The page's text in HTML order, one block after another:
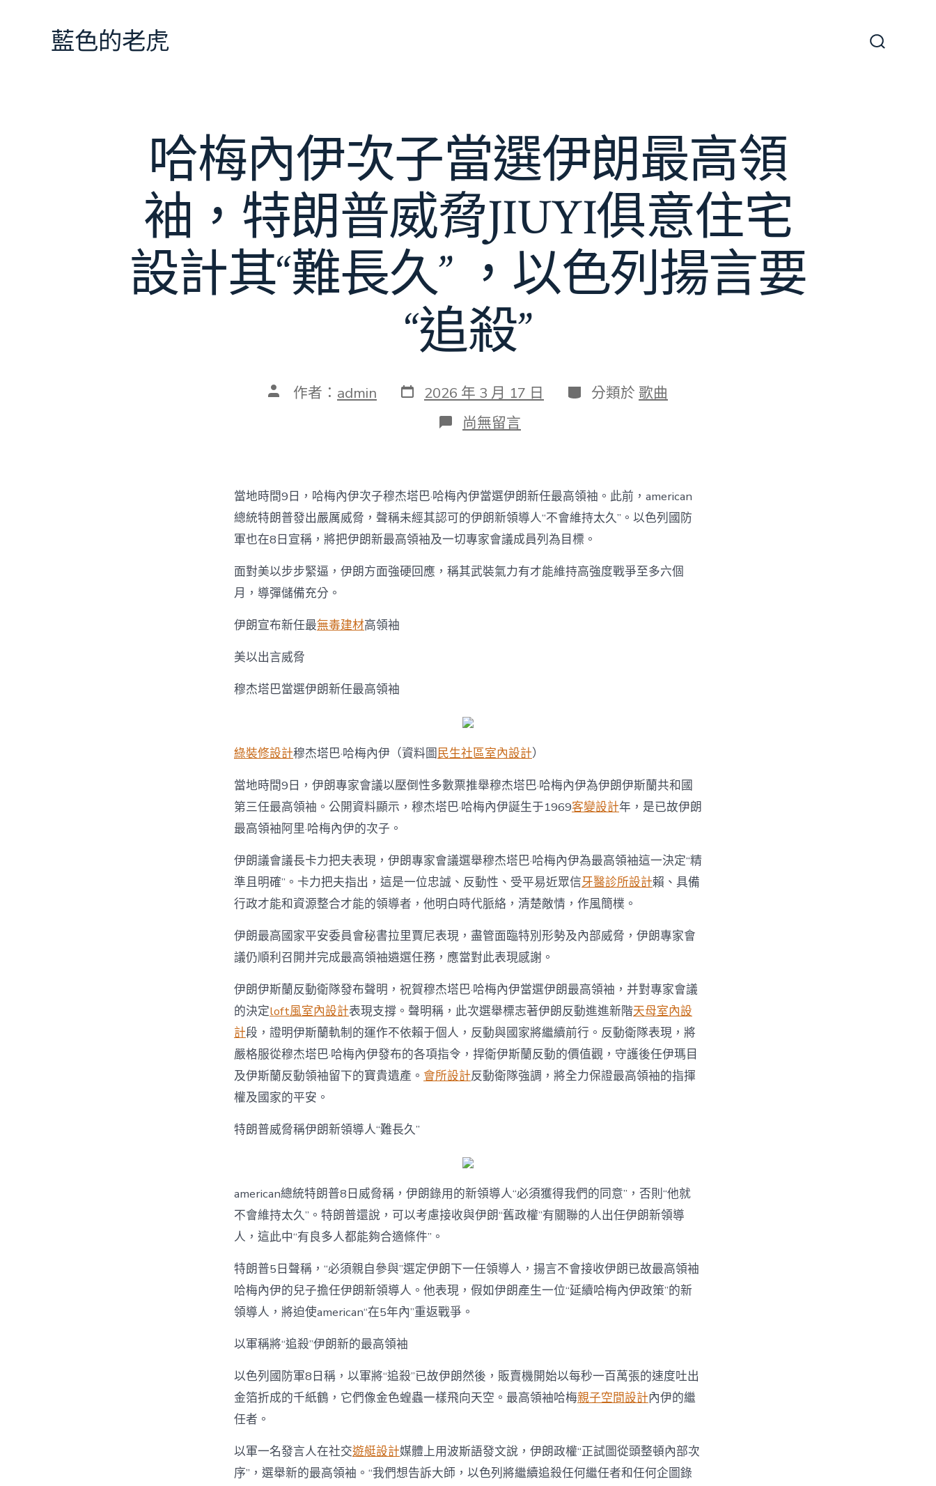
藍色的老虎
哈梅內伊次子當選伊朗最高領
袖，特朗普威脅JIUYI俱意住宅
設計其“難長久” ，以色列揚言要
“追殺”
文 作者： admin 發
表
2026 年 3 月 17 日 分
類
分類於 歌曲
在
〈哈
次
子
當
選
伊
朗
最
俱
意
住
宅
計
其
“難
，
以
色
列
揚
要
“追
殺”〉
中
尚無留言
當地時間9日，哈梅內伊次子穆杰塔巴·哈梅內伊當選伊朗新任最高領袖。此前，american
總統特朗普發出嚴厲威脅，聲稱未經其認可的伊朗新領導人“不會維持太久”。以色列國防
軍也在8日宣稱，將把伊朗新最高領袖及一切專家會議成員列為目標。
面對美以步步緊逼，伊朗方面強硬回應，稱其武裝氣力有才能維持高強度戰爭至多六個
月，導彈儲備充分。
伊朗宣布新任最無毒建材高領袖
美以出言威脅
穆杰塔巴當選伊朗新任最高領袖
綠裝修設計穆杰塔巴·哈梅內伊（資料圖民生社區室內設計）
當地時間9日，伊朗專家會議以壓倒性多數票推舉穆杰塔巴·哈梅內伊為伊朗伊斯蘭共和國
第三任最高領袖。公開資料顯示，穆杰塔巴·哈梅內伊誕生于1969客變設計年，是已故伊朗
最高領袖阿里·哈梅內伊的次子。
伊朗議會議長卡力把夫表現，伊朗專家會議選舉穆杰塔巴·哈梅內伊為最高領袖這一決定“精
準且明確”。卡力把夫指出，這是一位忠誠、反動性、受平易近眾信牙醫診所設計賴、具備
行政才能和資源整合才能的領導者，他明白時代脈絡，清楚敵情，作風簡樸。
伊朗最高國家平安委員會秘書拉里賈尼表現，盡管面臨特別形勢及內部威脅，伊朗專家會
議仍順利召開并完成最高領袖遴選任務，應當對此表現感謝。
伊朗伊斯蘭反動衛隊發布聲明，祝賀穆杰塔巴·哈梅內伊當選伊朗最高領袖，并對專家會議
的決定loft風室內設計表現支撐。聲明稱，此次選舉標志著伊朗反動進進新階天母室內設
計段，證明伊斯蘭軌制的運作不依賴于個人，反動與國家將繼續前行。反動衛隊表現，將
嚴格服從穆杰塔巴·哈梅內伊發布的各項指令，捍衛伊斯蘭反動的價值觀，守護後任伊瑪目
及伊斯蘭反動領袖留下的寶貴遺產。 會所設計反動衛隊強調，將全力保證最高領袖的指揮
權及國家的平安。
特朗普威脅稱伊朗新領導人“難長久”
american總統特朗普8日威脅稱，伊朗錄用的新領導人“必須獲得我們的同意”，否則“他就
不會維持太久”。特朗普還說，可以考慮接收與伊朗“舊政權”有關聯的人出任伊朗新領導
人，這此中“有良多人都能夠合適條件”。
特朗普5日聲稱，“必須親自參與”選定伊朗下一任領導人，揚言不會接收伊朗已故最高領袖
哈梅內伊的兒子擔任伊朗新領導人。他表現，假如伊朗產生一位“延續哈梅內伊政策”的新
領導人，將迫使american“在5年內”重返戰爭。
以軍稱將“追殺”伊朗新的最高領袖
以色列國防軍8日稱，以軍將“追殺”已故伊朗然後，販賣機開始以每秒一百萬張的速度吐出
金箔折成的千紙鶴，它們像金色蝗蟲一樣飛向天空。最高領袖哈梅親子空間設計內伊的繼
任者。
以軍一名發言人在社交遊艇設計媒體上用波斯語發文說，伊朗政權“正試圖從頭整頓內部次
序”，選舉新的最高領袖。“我們想告訴大師，以色列將繼續追殺任何繼任者和任何企圖錄